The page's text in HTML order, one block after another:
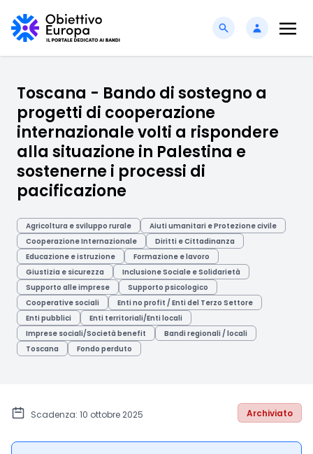
Toscana - Bando di sostegno a
progetti di cooperazione
internazionale volti a rispondere
alla situazione in Palestina e
sostenerne i processi di
pacificazione
Agricoltura e sviluppo rurale
Aiuti umanitari e Protezione civile
Cooperazione Internazionale
Diritti e Cittadinanza
Educazione e istruzione
Formazione e lavoro
Giustizia e sicurezza
Inclusione Sociale e Solidarietà
Supporto alle imprese
Supporto psicologico
Cooperative sociali
Enti no profit / Enti del Terzo Settore
Enti pubblici
Enti territoriali/Enti locali
Imprese sociali/Società benefit
Bandi regionali / locali
Toscana
Fondo perduto
Scadenza: 10 ottobre 2025 Archiviato